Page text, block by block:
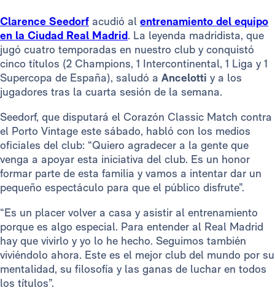
Clarence Seedorf acudió al entrenamiento del equipo
en la Ciudad Real Madrid. La leyenda madridista, que
jugó cuatro temporadas en nuestro club y conquistó
cinco títulos (2 Champions, 1 Intercontinental, 1 Liga y 1
Supercopa de España), saludó a Ancelotti y a los
jugadores tras la cuarta sesión de la semana.
Seedorf, que disputará el Corazón Classic Match contra
el Porto Vintage este sábado, habló con los medios
oficiales del club: “Quiero agradecer a la gente que
venga a apoyar esta iniciativa del club. Es un honor
formar parte de esta familia y vamos a intentar dar un
pequeño espectáculo para que el público disfrute”.
“Es un placer volver a casa y asistir al entrenamiento
porque es algo especial. Para entender al Real Madrid
hay que vivirlo y yo lo he hecho. Seguimos también
viviéndolo ahora. Este es el mejor club del mundo por su
mentalidad, su filosofía y las ganas de luchar en todos
los títulos”.